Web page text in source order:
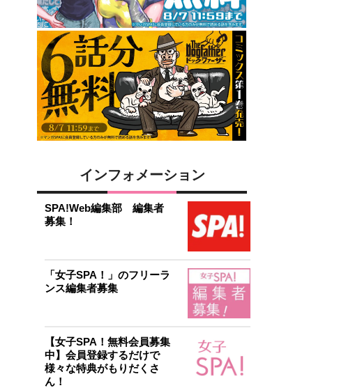
インフォメーション
SPA!Web編集部 編集者
募集！
「女子SPA！」のフリーラ
ンス編集者募集
【女子SPA！無料会員募集
中】会員登録するだけで
様々な特典がもりだくさ
ん！